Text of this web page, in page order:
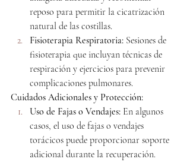
reposo para permitir la cicatrización
natural de las costillas.
Fisioterapia Respiratoria: Sesiones de
fisioterapia que incluyan técnicas de
respiración y ejercicios para prevenir
complicaciones pulmonares.
Cuidados Adicionales y Protección:
Uso de Fajas o Vendajes: En algunos
casos, el uso de fajas o vendajes
torácicos puede proporcionar soporte
adicional durante la recuperación.